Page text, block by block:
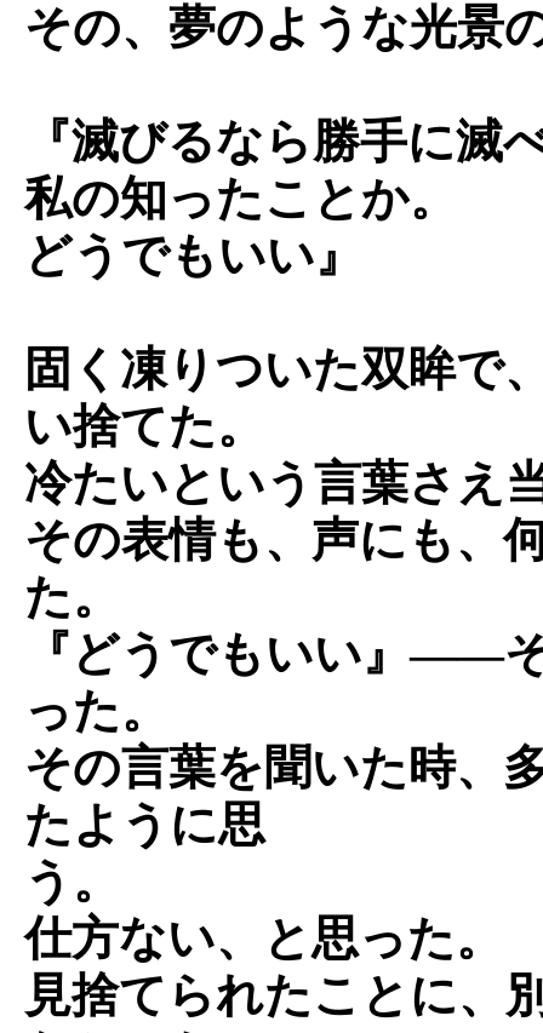
その、夢のような光景
『滅びるなら勝手に滅
私の知ったことか。
どうでもいい』
固く凍りついた双眸で
い捨てた。
冷たいという言葉さえ
その表情も、声にも、
た。
『どうでもいい』――
った。
その言葉を聞いた時、
たように思
う。
仕方ない、と思った。
見捨てられたことに、